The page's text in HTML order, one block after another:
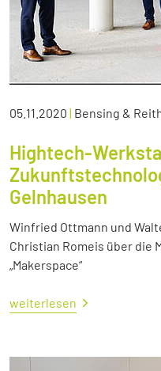
05.11.2020 | Bensing &
Hightech-
Gelnhausen
Winfried Ottmann und
Christian Romeis über die
„Makerspace“
weiterlesen